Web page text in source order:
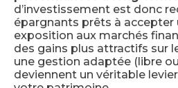
d’investissement est donc
épargnants prêts à accepter
exposition aux marchés
des gains plus attractifs sur
une gestion adaptée (libre
deviennent un véritable